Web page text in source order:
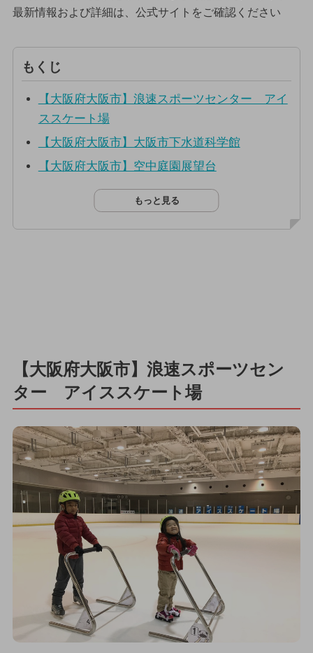
最新情報および詳細は、公式サイトをご確認ください
もくじ
【大阪府大阪市】浪速スポーツセンター アイ
ススケート場
【大阪府大阪市】大阪市下水道科学館
【大阪府大阪市】空中庭園展望台
もっと見る
【大阪府大阪市】浪速スポーツセン
ター アイススケート場